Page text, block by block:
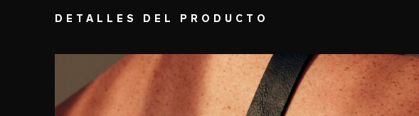
DETALLES DEL PRODUCTO